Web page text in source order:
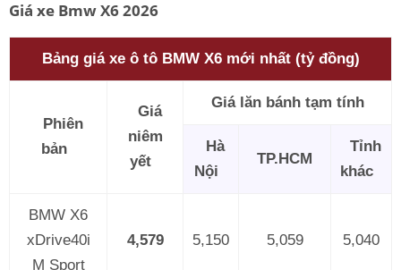
Giá xe Bmw X6 2026
Bảng giá xe ô tô BMW X6 mới nhất (tỷ đồng)
Phiên
bản
Giá
niêm
yết
Giá lăn bánh tạm tính
Hà
Nội
TP.HCM
Tỉnh
khác
BMW X6
xDrive40i
M Sport
4,579 5,150 5,059 5,040